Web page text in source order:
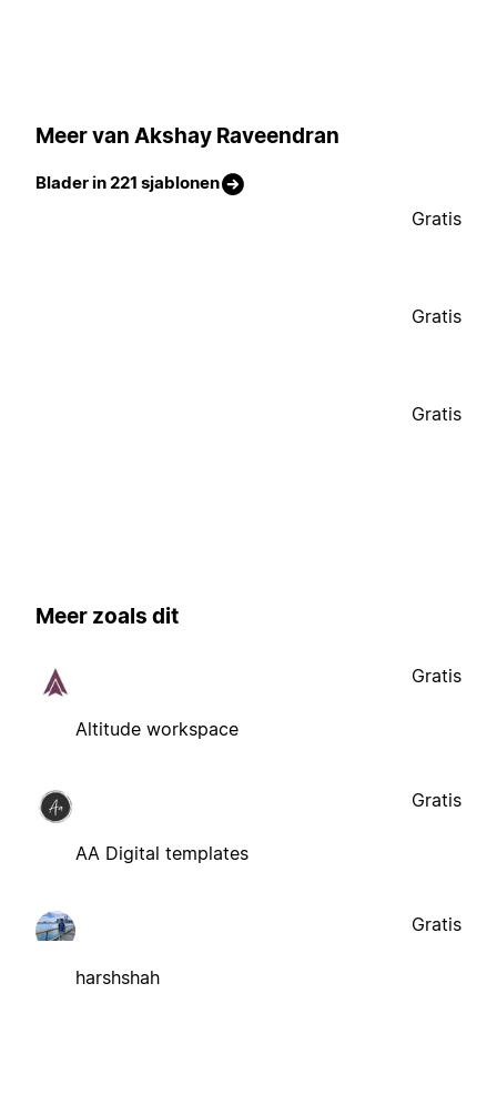
Meer van Akshay Raveendran
Blader in 221 sjablonen
Gratis
Gratis
Gratis
Meer zoals dit
Altitude workspace
Gratis
AA Digital templates
Gratis
harshshah
Gratis